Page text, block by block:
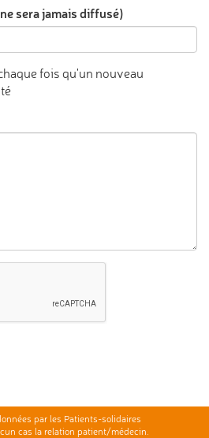
sera jamais diffusé)
fois qu'un nouveau
par les Patients-solidaires
cas la relation patient/médecin.